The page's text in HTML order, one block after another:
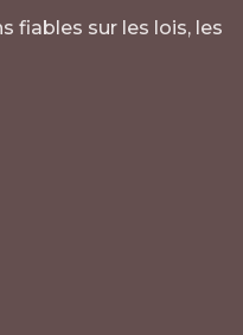
fiables sur les lois, les